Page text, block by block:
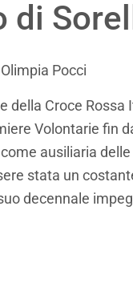
di
della Croce
Volontarie fin
ausiliaria
stata un
decennale